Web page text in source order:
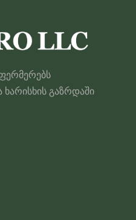
გაზრდაში